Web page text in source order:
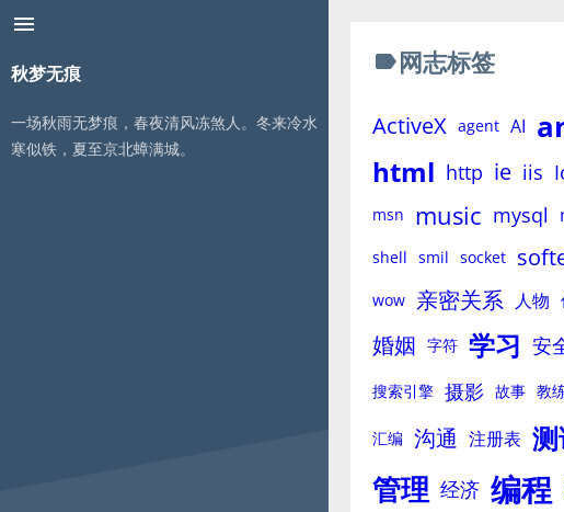
menu
秋梦无痕
一场秋雨无梦痕，春夜清风冻煞人。冬来冷水
寒似铁，夏至京北蟑满城。
label网志标签
ActiveX agent AI
html http ie iis
msn music mysql
shell smil socket
wow 亲密关系 人物
婚姻 字符 学习 安
搜索引擎 摄影 故事 教
汇编 沟通 注册表
管理 经济 编程